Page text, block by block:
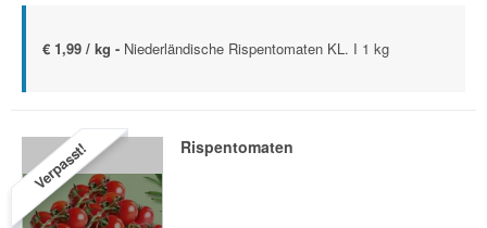
€ 1,99 / kg - Niederländische Rispentomaten KL. I 1 kg
Verpasst! Rispentomaten